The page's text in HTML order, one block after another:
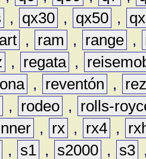
, qx30 , qx50 ,
, ram , range ,
, regata ,
, reventón ,
, rodeo ,
rolls-
, rx , rx4 ,
, s1 , s2000 , s3